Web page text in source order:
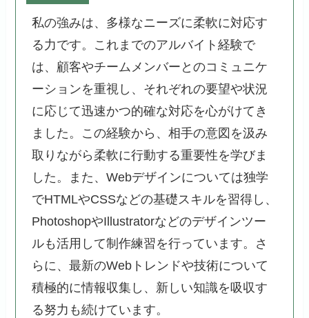
私の強みは、多様なニーズに柔軟に対応す
る力です。これまでのアルバイト経験で
は、顧客やチームメンバーとのコミュニケ
ーションを重視し、それぞれの要望や状況
に応じて迅速かつ的確な対応を心がけてき
ました。この経験から、相手の意図を汲み
取りながら柔軟に行動する重要性を学びま
した。また、Webデザインについては独学
でHTMLやCSSなどの基礎スキルを習得し、
PhotoshopやIllustratorなどのデザインツー
ルも活用して制作練習を行っています。さ
らに、最新のWebトレンドや技術について
積極的に情報収集し、新しい知識を吸収す
る努力も続けています。